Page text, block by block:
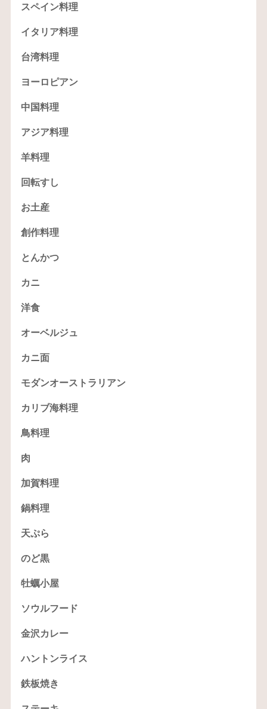
スペイン料理
イタリア料理
台湾料理
ヨーロピアン
中国料理
アジア料理
羊料理
回転すし
お土産
創作料理
とんかつ
カニ
洋食
オーベルジュ
カニ面
モダンオーストラリアン
カリブ海料理
鳥料理
肉
加賀料理
鍋料理
天ぷら
のど黒
牡蠣小屋
ソウルフード
金沢カレー
ハントンライス
鉄板焼き